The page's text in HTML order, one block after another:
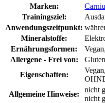
Marken:
Trainingsziel:
Anwendungszeitpunkt:
Mineralstoffe:
Ernährungsformen:
Allergene - Frei von:
Eigenschaften:
Allgemeine Hinweise:
nicht
nicht